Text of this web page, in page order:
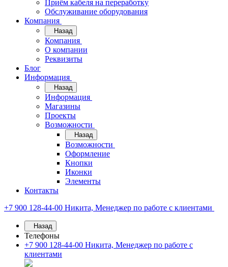
Приём кабеля на переработку
Обслуживание оборудования
Компания
Назад
Компания
О компании
Реквизиты
Блог
Информация
Назад
Информация
Магазины
Проекты
Возможности
Назад
Возможности
Оформление
Кнопки
Иконки
Элементы
Контакты
+7 900 128-44-00 Никита, Менеджер по работе с клиентами
Назад
Телефоны
+7 900 128-44-00 Никита, Менеджер по работе с
клиентами